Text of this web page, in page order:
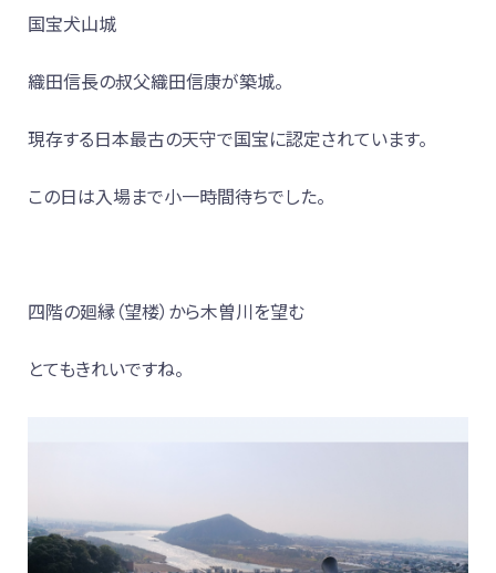
国宝犬山城
織田信長の叔父織田信康が築城。
現存する日本最古の天守で国宝に認定されています。
この日は入場まで小一時間待ちでした。
四階の廻縁（望楼）から木曽川を望む
とてもきれいですね。